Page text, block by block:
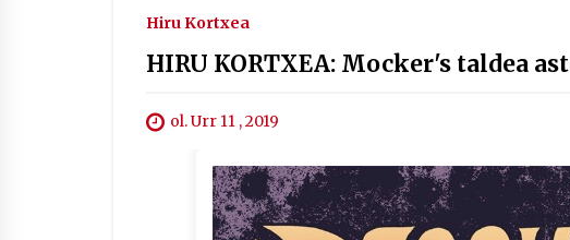
Hiru Kortxea
HIRU KORTXEA: Mocker's taldea
ol. Urr 11 , 2019